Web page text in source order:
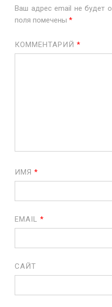
Ваш адрес email не будет
поля помечены *
КОММЕНТАРИЙ *
ИМЯ *
EMAIL *
САЙТ